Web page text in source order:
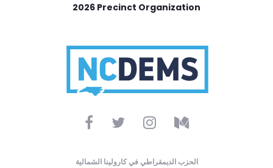
2026 Precinct Organization
الحزب الديمقراطي في كارولينا الشمالية